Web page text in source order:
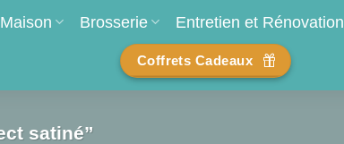
Maison Brosserie Entretien et Rénovation
Coffrets Cadeaux
satiné”